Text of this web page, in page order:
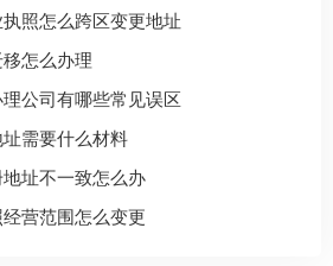
照怎么跨区变更地址
怎么办理
公司有哪些常见误区
需要什么材料
址不一致怎么办
营范围怎么变更